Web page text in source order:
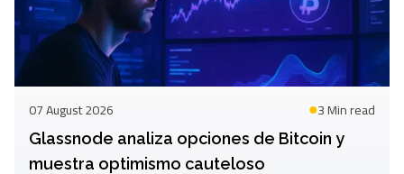
07 August 2026 3 Minread
Glassnode analiza opciones de Bitcoin y
muestra optimismo cauteloso